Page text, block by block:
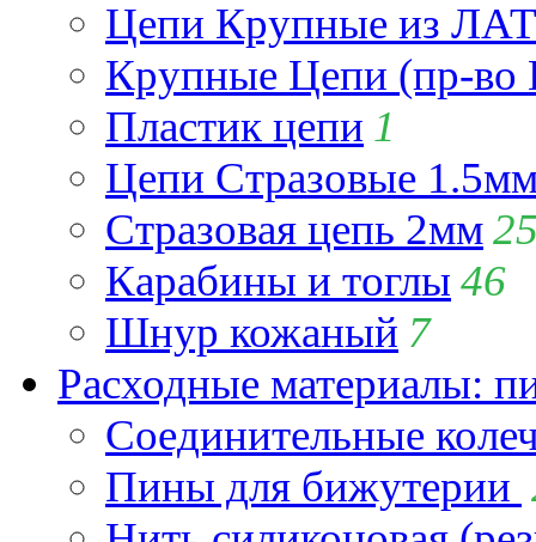
Цепи Крупные из
Крупные Цепи (пр-во
Пластик цепи 1
Цепи Стразовые
Стразовая цепь 2мм
Карабины и тоглы 46
Шнур кожаный 7
Расходные материалы:
Соединительные
Пины для бижутерии